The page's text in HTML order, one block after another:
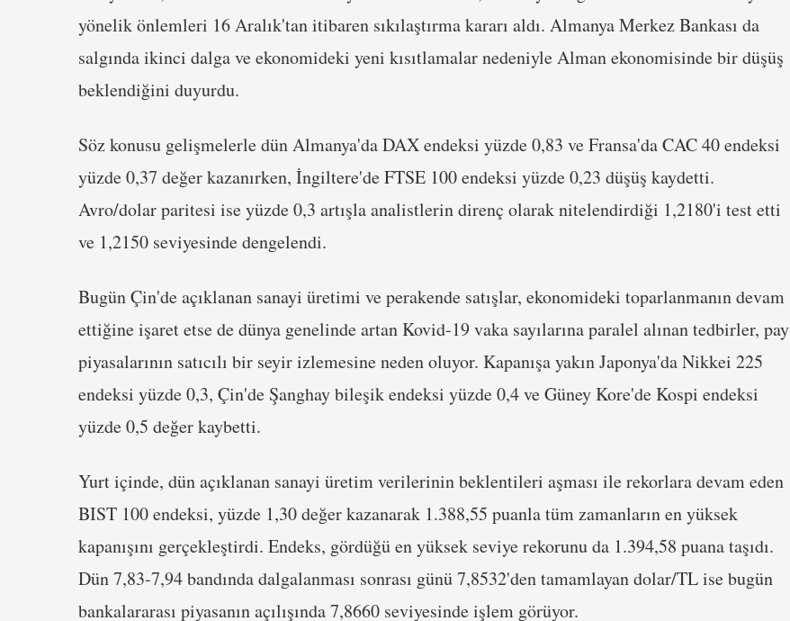
yönelik önlemleri 16 Aralık'tan itibaren sıkılaştırma kararı aldı. Almanya Merkez Bankası da
salgında ikinci dalga ve ekonomideki yeni kısıtlamalar nedeniyle Alman ekonomisinde bir düşüş
beklendiğini duyurdu.
Söz konusu gelişmelerle dün Almanya'da DAX endeksi yüzde 0,83 ve Fransa'da CAC 40 endeksi
yüzde 0,37 değer kazanırken, İngiltere'de FTSE 100 endeksi yüzde 0,23 düşüş kaydetti.
Avro/dolar paritesi ise yüzde 0,3 artışla analistlerin direnç olarak nitelendirdiği 1,2180'i test etti
ve 1,2150 seviyesinde dengelendi.
Bugün Çin'de açıklanan sanayi üretimi ve perakende satışlar, ekonomideki toparlanmanın devam
ettiğine işaret etse de dünya genelinde artan Kovid-19 vaka sayılarına paralel alınan tedbirler, pay
piyasalarının satıcılı bir seyir izlemesine neden oluyor. Kapanışa yakın Japonya'da Nikkei 225
endeksi yüzde 0,3, Çin'de Şanghay bileşik endeksi yüzde 0,4 ve Güney Kore'de Kospi endeksi
yüzde 0,5 değer kaybetti.
Yurt içinde, dün açıklanan sanayi üretim verilerinin beklentileri aşması ile rekorlara devam eden
BIST 100 endeksi, yüzde 1,30 değer kazanarak 1.388,55 puanla tüm zamanların en yüksek
kapanışını gerçekleştirdi. Endeks, gördüğü en yüksek seviye rekorunu da 1.394,58 puana taşıdı.
Dün 7,83-7,94 bandında dalgalanması sonrası günü 7,8532'den tamamlayan dolar/TL ise bugün
bankalararası piyasanın açılışında 7,8660 seviyesinde işlem görüyor.